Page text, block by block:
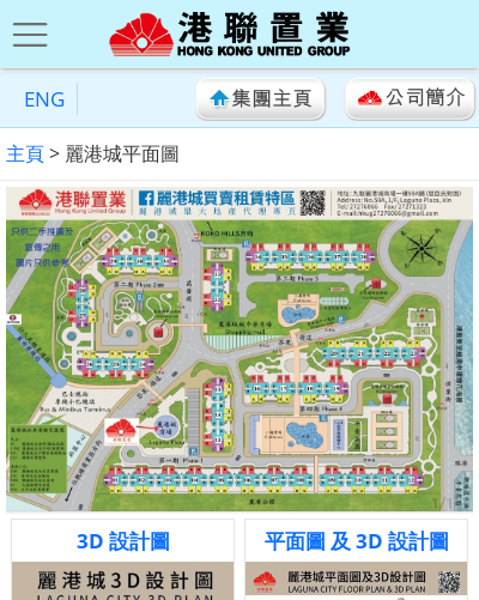
ENG
主頁> 麗港城平面圖
3D 設計圖 平面圖 及 3D 設計圖